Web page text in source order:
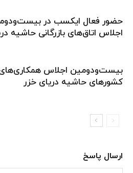
حضور فعال ایکسب در
اجلاس اتاق‌های بازرگانی حاشیه
بیست‌ودومین اجلاس
کشورهای حاشیه دریای خزر
ارسال پاسخ